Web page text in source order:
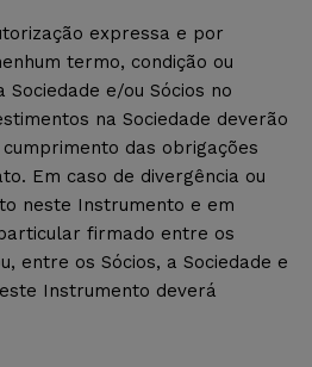
expressa e por
termo, condição ou
e/ou Sócios no
na Sociedade deverão
das obrigações
Em caso de divergência ou
neste Instrumento e em
firmado entre os
entre os Sócios, a Sociedade e
Instrumento deverá